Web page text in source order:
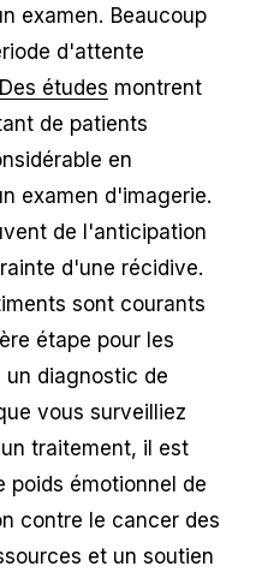
examen. Beaucoup
d'attente
Des études montrent
de patients
en
examen d'imagerie.
de l'anticipation
d'une récidive.
sont courants
étape pour les
un diagnostic de
vous surveilliez
traitement, il est
poids émotionnel de
contre le cancer des
et un soutien